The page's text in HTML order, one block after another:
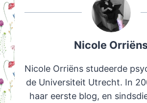
Nicole
Nicole Orriëns studeerde
de Universiteit Utrecht. In
haar eerste blog, en